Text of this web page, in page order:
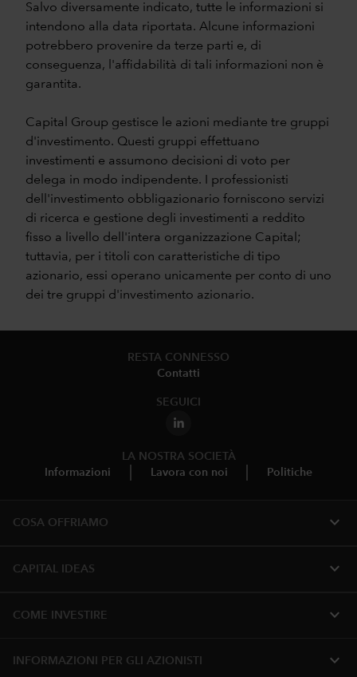
Salvo diversamente indicato, tutte le informazioni si
intendono alla data riportata. Alcune informazioni
potrebbero provenire da terze parti e, di
conseguenza, l'affidabilità di tali informazioni non è
garantita.
Capital Group gestisce le azioni mediante tre gruppi
d'investimento. Questi gruppi effettuano
investimenti e assumono decisioni di voto per
delega in modo indipendente. I professionisti
dell'investimento obbligazionario forniscono servizi
di ricerca e gestione degli investimenti a reddito
fisso a livello dell'intera organizzazione Capital;
tuttavia, per i titoli con caratteristiche di tipo
azionario, essi operano unicamente per conto di uno
dei tre gruppi d'investimento azionario.
RESTA CONNESSO
Contatti
SEGUICI
LA NOSTRA SOCIETÀ
Informazioni
Lavora con noi Politiche
COSA OFFRIAMO expand_more
CAPITAL IDEAS expand_more
COME INVESTIRE expand_more
INFORMAZIONI PER GLI AZIONISTI expand_more